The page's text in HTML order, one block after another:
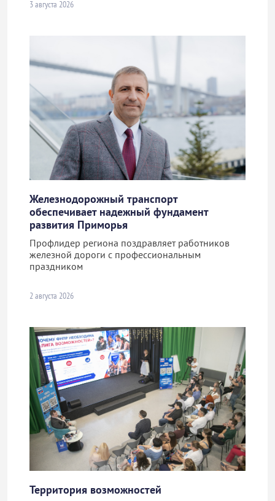
3 августа 2026
Железнодорожный транспорт
обеспечивает надежный фундамент
развития Приморья
Профлидер региона поздравляет работников
железной дороги с профессиональным
праздником
2 августа 2026
Территория возможностей